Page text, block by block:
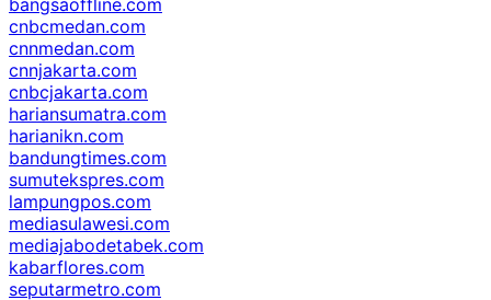
bangsaoffline.com
cnbcmedan.com
cnnmedan.com
cnnjakarta.com
cnbcjakarta.com
hariansumatra.com
harianikn.com
bandungtimes.com
sumutekspres.com
lampungpos.com
mediasulawesi.com
mediajabodetabek.com
kabarflores.com
seputarmetro.com